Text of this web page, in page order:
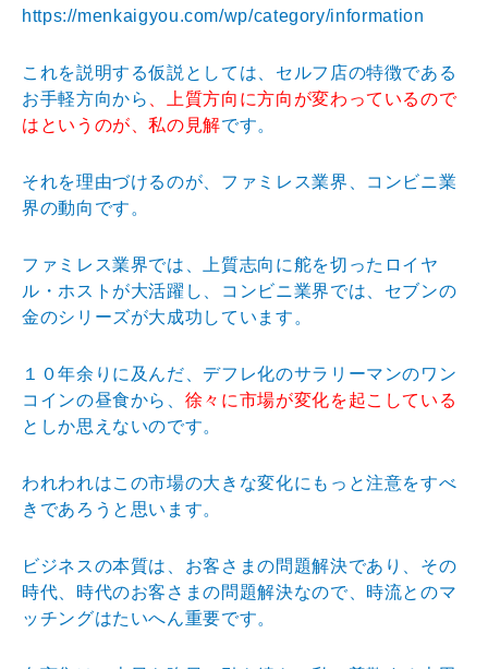
https://menkaigyou.com/wp/category/information
これを説明する仮説としては、セルフ店の特徴である
お手軽方向から
、上質方向に方向が変わっているので
はというのが、私の見解です。
それを理由づけるのが、ファミレス業界、コンビニ業
界の動向です。
ファミレス業界では、上質志向に舵を切ったロイヤ
ル・ホストが大活躍し、コンビニ業界では、セブンの
金のシリーズが大成功しています。
１０年余りに及んだ、デフレ化のサラリーマンのワン
コインの昼食から、 徐々に市場が変化を起こしている
としか思えないのです。
われわれはこの市場の大きな変化にもっと注意をすべ
きであろうと思います。
ビジネスの本質は、お客さまの問題解決であり、その
時代、時代のお客さまの問題解決なので、時流とのマ
ッチングはたいへん重要です。